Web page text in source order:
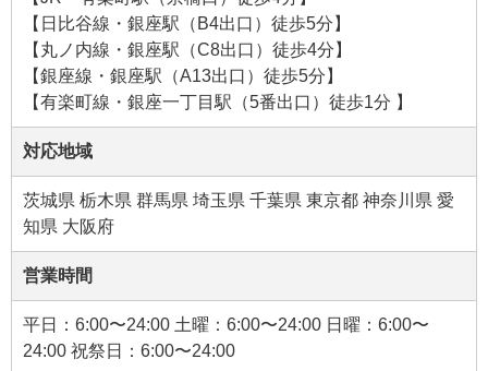
【日比谷線・銀座駅（B4出口）徒歩5分】
【丸ノ内線・銀座駅（C8出口）徒歩4分】
【銀座線・銀座駅（A13出口）徒歩5分】
【有楽町線・銀座一丁目駅（5番出口）徒歩1分 】
対応地域
茨城県 栃木県 群馬県 埼玉県 千葉県 東京都 神奈川県 愛
知県 大阪府
営業時間
平日：6:00〜24:00 土曜：6:00〜24:00 日曜：6:00〜
24:00 祝祭日：6:00〜24:00